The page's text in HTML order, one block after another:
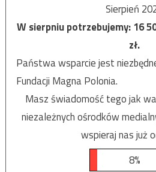
Sierpień
W sierpniu potrzebujemy:16
zł.
Państwa wsparcie jest
Fundacji Magna Polonia.
Masz świadomość tego jak
niezależnych ośrodków
wspieraj nas już
8%